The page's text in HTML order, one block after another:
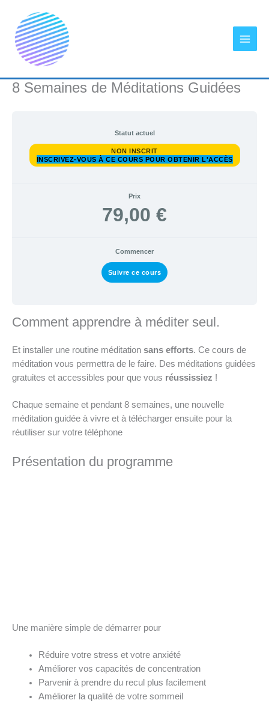
contenu
8 Semaines de Méditations Guidées
Statut actuel
NON INSCRIT
INSCRIVEZ-VOUS À CE COURS POUR OBTENIR L'ACCÈS
Prix
79,00 €
Commencer
Suivre ce cours
Comment apprendre à méditer seul.
Et installer une routine méditation sans efforts. Ce cours de
méditation vous permettra de le faire. Des méditations guidées
gratuites et accessibles pour que vous réussissiez !
Chaque semaine et pendant 8 semaines, une nouvelle
méditation guidée à vivre et à télécharger ensuite pour la
réutiliser sur votre téléphone
Présentation du programme
Une manière simple de démarrer pour
Réduire votre stress et votre anxiété
Améliorer vos capacités de concentration
Parvenir à prendre du recul plus facilement
Améliorer la qualité de votre sommeil